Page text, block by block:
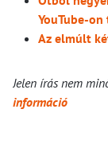
YouTube-
Az elmúlt
Jelen írás nem
információ